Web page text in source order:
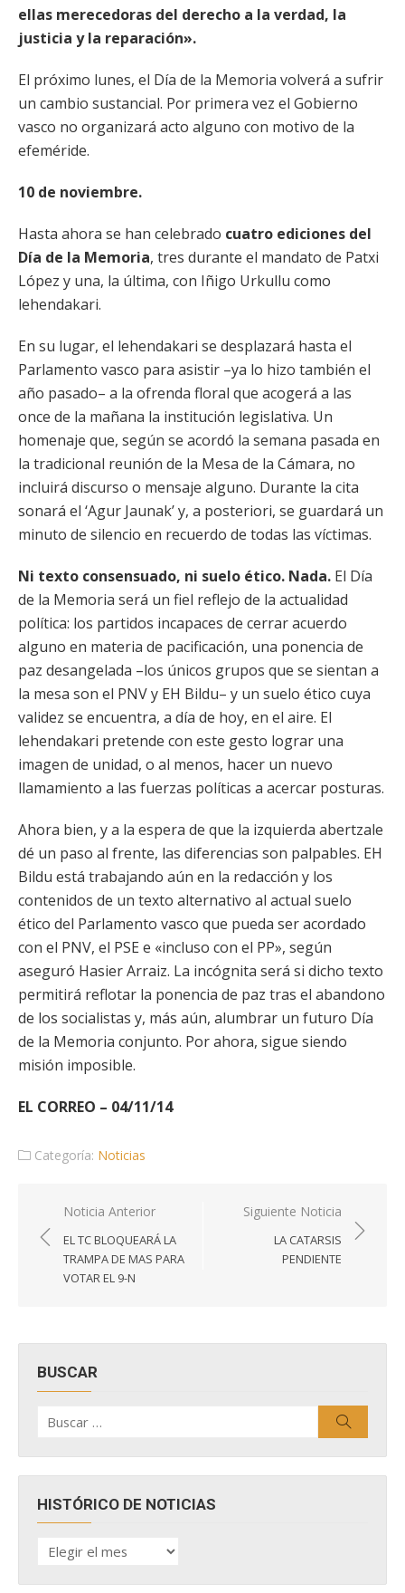
ellas merecedoras del derecho a la verdad, la
justicia y la reparación».
El próximo lunes, el Día de la Memoria volverá a sufrir
un cambio sustancial. Por primera vez el Gobierno
vasco no organizará acto alguno con motivo de la
efeméride.
10 de noviembre.
Hasta ahora se han celebrado cuatro ediciones del
Día de la Memoria, tres durante el mandato de Patxi
López y una, la última, con Iñigo Urkullu como
lehendakari.
En su lugar, el lehendakari se desplazará hasta el
Parlamento vasco para asistir –ya lo hizo también el
año pasado– a la ofrenda floral que acogerá a las
once de la mañana la institución legislativa. Un
homenaje que, según se acordó la semana pasada en
la tradicional reunión de la Mesa de la Cámara, no
incluirá discurso o mensaje alguno. Durante la cita
sonará el ‘Agur Jaunak’ y, a posteriori, se guardará un
minuto de silencio en recuerdo de todas las víctimas.
Ni texto consensuado, ni suelo ético. Nada. El Día
de la Memoria será un fiel reflejo de la actualidad
política: los partidos incapaces de cerrar acuerdo
alguno en materia de pacificación, una ponencia de
paz desangelada –los únicos grupos que se sientan a
la mesa son el PNV y EH Bildu– y un suelo ético cuya
validez se encuentra, a día de hoy, en el aire. El
lehendakari pretende con este gesto lograr una
imagen de unidad, o al menos, hacer un nuevo
llamamiento a las fuerzas políticas a acercar posturas.
Ahora bien, y a la espera de que la izquierda abertzale
dé un paso al frente, las diferencias son palpables. EH
Bildu está trabajando aún en la redacción y los
contenidos de un texto alternativo al actual suelo
ético del Parlamento vasco que pueda ser acordado
con el PNV, el PSE e «incluso con el PP», según
aseguró Hasier Arraiz. La incógnita será si dicho texto
permitirá reflotar la ponencia de paz tras el abandono
de los socialistas y, más aún, alumbrar un futuro Día
de la Memoria conjunto. Por ahora, sigue siendo
misión imposible.
EL CORREO – 04/11/14
Categoría: Noticias
Navegación
de
entradas
Noticia Anterior
EL TC BLOQUEARÁ LA
TRAMPA DE MAS PARA
VOTAR EL 9-N
Siguiente Noticia
LA CATARSIS
PENDIENTE
BUSCAR
por:
HISTÓRICO DE NOTICIAS
HISTÓRICO
DE